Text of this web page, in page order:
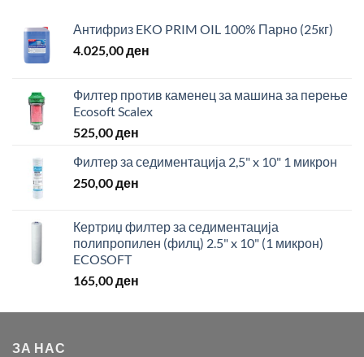
Антифриз EKO PRIM OIL 100% Парно (25кг)
4.025,00 ден
Филтер против каменец за машина за перење
Ecosoft Scalex
525,00 ден
Филтер за седиментација 2,5" x 10" 1 микрон
250,00 ден
Кертриџ филтер за седиментација
полипропилен (филц) 2.5" x 10" (1 микрон)
ECOSOFT
165,00 ден
ЗА НАС